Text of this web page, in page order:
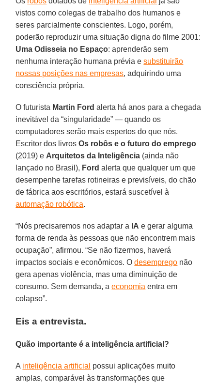
vistos como colegas de trabalho dos humanos e
seres parcialmente conscientes. Logo, porém,
poderão reproduzir uma situação digna do filme 2001:
Uma Odisseia no Espaço: aprenderão sem
nenhuma interação humana prévia esubstituirão
nossas posições nas empresas, adquirindo uma
consciência própria.
O futurista Martin Ford alerta há anos para a chegada
inevitável da “singularidade” — quando os
computadores serão mais espertos do que nós.
Escritor dos livrosOs robôs e o futuro do emprego
(2019) e Arquitetos da Inteligência (ainda não
lançado no Brasil), Ford alerta que qualquer um que
desempenhe tarefas rotineiras e previsíveis, do chão
de fábrica aos escritórios, estará suscetível à
automação robótica.
“Nós precisaremos nos adaptar a IA e gerar alguma
forma de renda às pessoas que não encontrem mais
ocupação”, afirmou. “Se não fizermos, haverá
impactos sociais e econômicos. Odesemprego não
gera apenas violência, mas uma diminuição de
consumo. Sem demanda, aeconomia entra em
colapso”.
Eis a entrevista.
Quão importante é a inteligência artificial?
A inteligência artificial possui aplicações muito
amplas, comparável às transformações que